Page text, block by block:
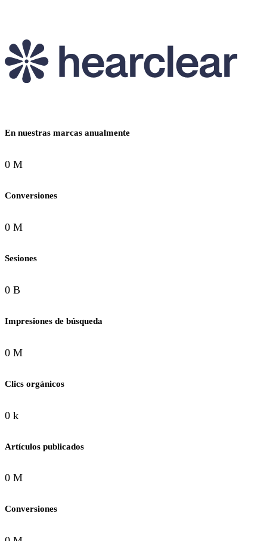
En nuestras marcas anualmente
0 M
Conversiones
0 M
Sesiones
0 B
Impresiones de búsqueda
0 M
Clics orgánicos
0 k
Artículos publicados
0 M
Conversiones